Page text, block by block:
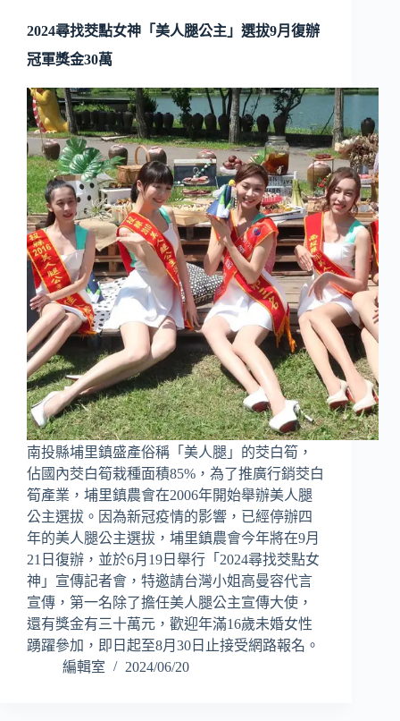
2024尋找茭點女神「美人腿公主」選拔9月復辦
冠軍獎金30萬
南投縣埔里鎮盛產俗稱「美人腿」的茭白筍，
佔國內茭白筍栽種面積85%，為了推廣行銷茭白
筍產業，埔里鎮農會在2006年開始舉辦美人腿
公主選拔。因為新冠疫情的影響，已經停辦四
年的美人腿公主選拔，埔里鎮農會今年將在9月
21日復辦，並於6月19日舉行「2024尋找茭點女
神」宣傳記者會，特邀請台灣小姐高曼容代言
宣傳，第一名除了擔任美人腿公主宣傳大使，
還有獎金有三十萬元，歡迎年滿16歲未婚女性
踴躍參加，即日起至8月30日止接受網路報名。
編輯室
2024/06/20